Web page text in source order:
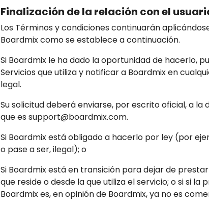
Finalización de la relación con el
Los Términos y condiciones continuarán
Boardmix como se establece a continuación.
Si Boardmix le ha dado la oportunidad de hacerlo,
Servicios que utiliza y notificar a Boardmix en
legal.
Su solicitud deberá enviarse, por escrito oficial, a
que es support@boardmix.com.
Si Boardmix está obligado a hacerlo por ley (por
o pase a ser, ilegal); o
Si Boardmix está en transición para dejar de
que reside o desde la que utiliza el servicio; o si si
Boardmix es, en opinión de Boardmix, ya no es